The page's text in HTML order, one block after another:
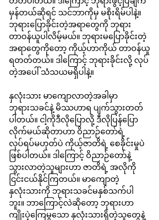
မှန်တယ်ဆိုရင် သင်ဘာကိုမှ မစိုးရိမ်ပါနဲ့။
ဘုရားပြောခိုင်းတဲ့အရာတွေကို ဘုရား
တာဝန်ယူပါလိမ့်မယ်။ ဘုရားမပြောခိုင်းတဲ့
အရာတွေကိုတော့ ကိုယ့်ဟာကိုယ် တာဝန်ယူ
ရတတ်တယ်။ ဒါကြောင့် ဘုရားခိုင်းလို့ လုပ်
တဲ့အပေါ် သံသယမရှိပါနဲ့။
နှလုံးသား မာကျောလာတဲ့အခါမှာ
ဘုရားသခင်နဲ့ မိဿဟာရ ပျက်သွားတတ်
ပါတယ်။ ငါ့ကိုဒီလိုပြောလို့ ဒီလိုပြန်ပြော
လိုက်မယ်ဆိုတာဟာ ဝိညာဉ်တော်ရဲ့
လုပ်ရပ်မဟုတ်ပဲ ကိုယ့်ဇာတိရဲ့ စေခိုင်းမှုပဲ
ဖြစ်ပါတယ်။ ဒါကြောင့် ဝိညာဉ်တော်နဲ့
သွားလာတဲ့သူများဟာ ဇာတိရဲ့ အလိုကို
ငြင်းငယ်နိုင်ကြတယ်။ မာကျောတဲ့
နှလုံးသားကို ဘုရားသခင်မနှစ်သက်ပါ
ဘူး။ ဘာကြောင့်လဲဆိုတော့ ဘုရားဟာ
ကျိုးပဲ့ကြေမွသော နှလုံးသားရှိတဲ့သူတွေနဲ့